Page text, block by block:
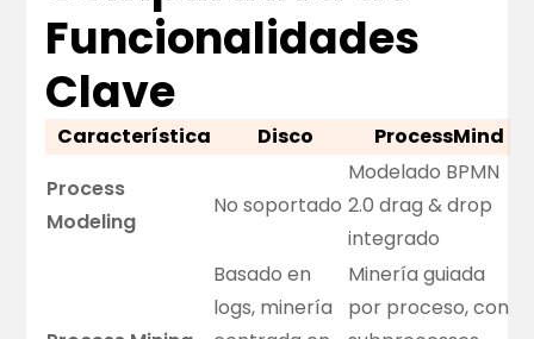
Funcionalidades
Clave
Característica Disco
ProcessMind
Process
Modeling
No soportado
Modelado BPMN
2.0 drag & drop
integrado
Basado en
logs, minería
Minería guiada
por proceso, con